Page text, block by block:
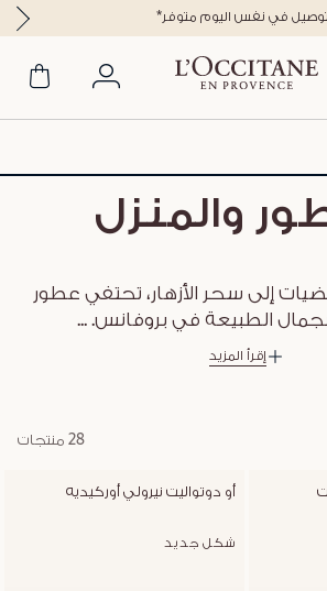
في نفس اليوم متوفر
والمنزل
إلى سحر الأزهار، تحتفي عطور
الطبيعة في بروفانس. ...
إقرأ المزيد
28 منتجات
أو دوتواليت نيرولي أوركيديه
شكل جديد